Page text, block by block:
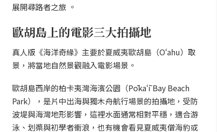
展開尋路者之旅 。
歐胡島上的電影三大拍攝地
真人版《海洋奇緣》主要於夏威夷歐胡島（Oʻahu）取
景，將當地自然景觀融入電影場景。
歐胡島西岸的柏卡夷灣海濱公園（Pōkaʻī Bay Beach
Park），是片中出海與獨木舟航行場景的拍攝地，受防
波堤與海灣地形影響，這裡水面通常相對平穩，適合游
泳、划槳與初學者衝浪，也有機會看見夏威夷僧海豹或